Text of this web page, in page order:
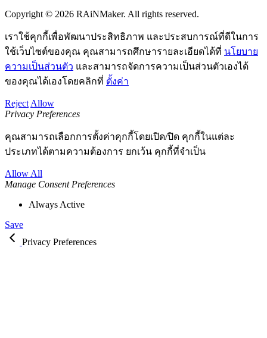
Copyright © 2026 RAiNMaker. All rights reserved.
เราใช้คุกกี้เพื่อพัฒนาประสิทธิภาพ และประสบการณ์ที่ดีในการ
ใช้เว็บไซต์ของคุณ คุณสามารถศึกษารายละเอียดได้ที่ นโยบาย
ความเป็นส่วนตัว และสามารถจัดการความเป็นส่วนตัวเองได้
ของคุณได้เองโดยคลิกที่ ตั้งค่า
Reject Allow
Privacy Preferences
คุณสามารถเลือกการตั้งค่าคุกกี้โดยเปิด/ปิด คุกกี้ในแต่ละ
ประเภทได้ตามความต้องการ ยกเว้น คุกกี้ที่จำเป็น
Allow All
Manage Consent Preferences
Always Active
Save
Privacy Preferences